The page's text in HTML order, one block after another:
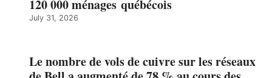
120 000 ménages québécois
July 31, 2026
Le nombre de vols de cuivre sur les réseaux